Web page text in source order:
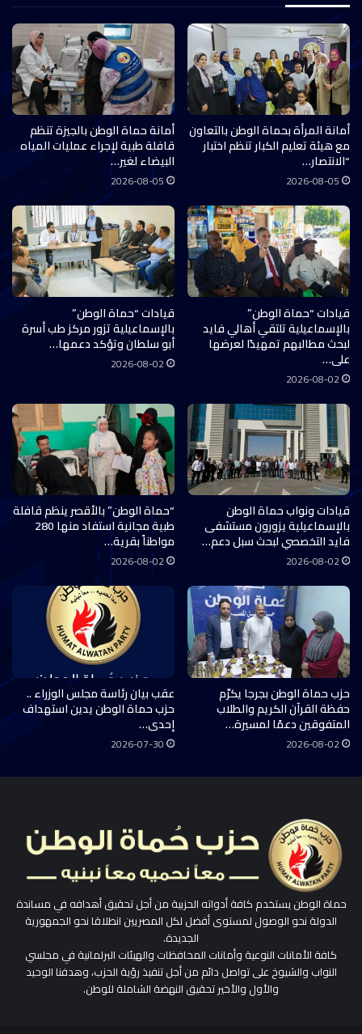
أمانة المرأة بحماة الوطن بالتعاون
مع هيئة تعليم الكبار تنظم اختبار
“الانتصار…
2026-08-05
أمانة حماة الوطن بالجيزة تنظم
قافلة طبية لإجراء عمليات المياه
البيضاء لغير…
2026-08-05
قيادات “حماة الوطن”
بالإسماعيلية تلتقي أهالي فايد
لبحث مطالبهم تمهيدًا لعرضها
على…
2026-08-02
قيادات “حماة الوطن”
بالإسماعيلية تزور مركز طب أسرة
أبو سلطان وتؤكد دعمها…
2026-08-02
قيادات ونواب حماة الوطن
بالإسماعيلية يزورون مستشفى
فايد التخصصي لبحث سبل دعم…
2026-08-02
“حماة الوطن” بالأقصر ينظم قافلة
طبية مجانية استفاد منها 280
مواطناً بقرية…
2026-08-02
حزب حماة الوطن بجرجا يكرّم
حفظة القرآن الكريم والطلاب
المتفوقين دعمًا لمسيرة…
2026-08-02
عقب بيان رئاسة مجلس الوزراء ..
حزب حماة الوطن يدين استهداف
إحدى…
2026-07-30
حماة الوطن يستخدم كافة أدواته الحزبية من أجل تحقيق أهدافه في مساندة
الدولة نحو الوصول لمستوى أفضل لكل المصريين انطلاقا نحو الجمهورية
الجديدة.
كافة الأمانات النوعية وأمانات المحافظات والهيئات البرلمانية في مجلسي
النواب والشيوخ على تواصل دائم من أجل تنفيذ رؤية الحزب، وهدفنا الوحيد
والأول والأخير تحقيق النهضة الشاملة للوطن.